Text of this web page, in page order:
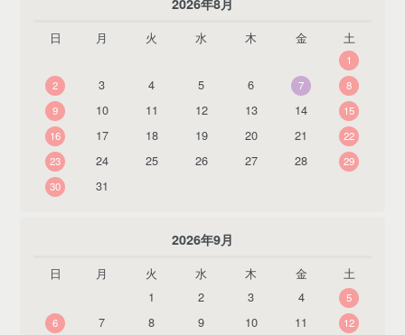
2026年8月
日 月 火 水 木 金 土
1
2
3 4 5 6 7
8
9
10 11 12 13 14
15
16
17 18 19 20 21
22
23
24 25 26 27 28
29
30
31
2026年9月
日 月 火 水 木 金
土
1
2 3 4
5
6
7 8 9 10 11
12